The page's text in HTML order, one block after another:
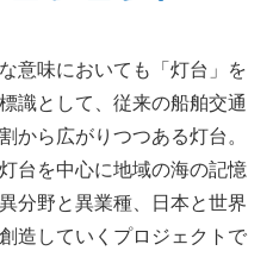
意味においても「灯台」を
識として、従来の船舶交通
から広がりつつある灯台。
台を中⼼に地域の海の記憶
分野と異業種、⽇本と世界
造していくプロジェクトで